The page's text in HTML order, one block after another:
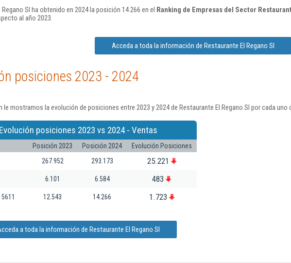
Sl ha obtenido en 2024 la posición 14.266 en el Ranking de Empresas del Sector
al año 2023.
Acceda a toda la información de Restaurante El Regano Sl
posiciones 2023 - 2024
le mostramos la evolución de posiciones entre 2023 y 2024 de Restaurante El Regano Sl por cada uno
Evolución posiciones 2023 vs 2024 - Ventas
Posición 2023 Posición 2024
Evolución Posiciones
267.952 293.173 25.221
6.101 6.584 483
12.543 14.266 1.723
a toda la información de Restaurante El Regano Sl